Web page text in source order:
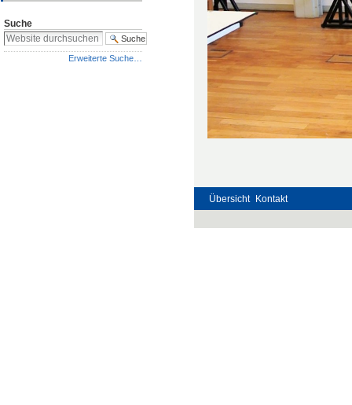
Suche
Erweiterte Suche…
Übersicht Kontakt